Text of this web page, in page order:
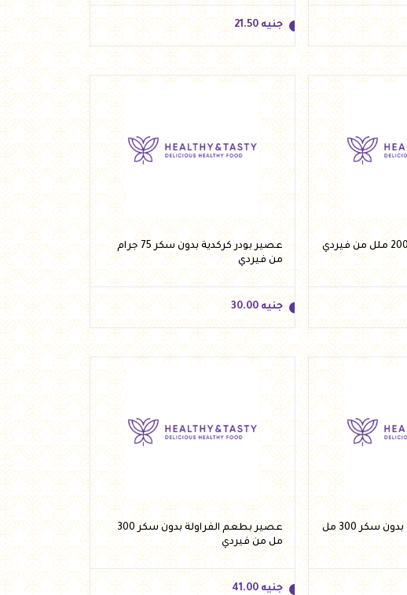
جنيه 21.50
جنيه 21.50
عصير بودر كركدية بدون سكر 75 جرام
من فيردي
جنيه 30.00
جنيه 30.00
عصير بطعم المانجو بدون سكر 300 مل
عصير بطعم الفراولة بدون سكر 300
مل من فيردي
جنيه 41.00